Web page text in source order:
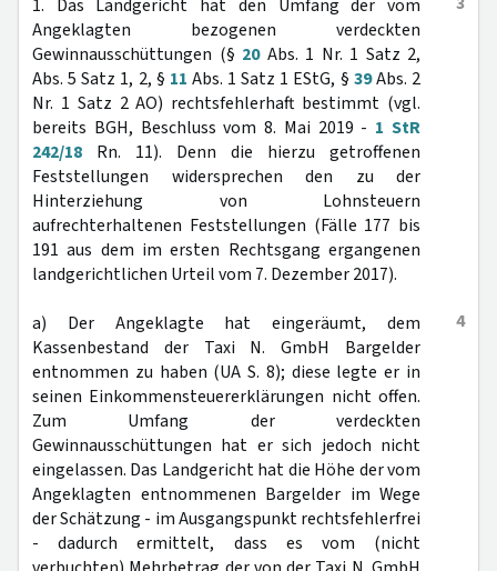
1. Das Landgericht hat den Umfang der vom
Angeklagten bezogenen verdeckten
Gewinnausschüttungen (§ 20Abs. 1 Nr. 1 Satz 2,
Abs. 5 Satz 1, 2, § 11 Abs. 1 Satz 1 EStG, § 39Abs. 2
Nr. 1 Satz 2 AO) rechtsfehlerhaft bestimmt (vgl.
bereits BGH, Beschluss vom 8. Mai 2019 - 1 StR
242/18 Rn. 11). Denn die hierzu getroffenen
Feststellungen widersprechen den zu der
Hinterziehung von Lohnsteuern
aufrechterhaltenen Feststellungen (Fälle 177 bis
191 aus dem im ersten Rechtsgang ergangenen
landgerichtlichen Urteil vom 7. Dezember 2017).
4
a) Der Angeklagte hat eingeräumt, dem
Kassenbestand der Taxi N. GmbH Bargelder
entnommen zu haben (UA S. 8); diese legte er in
seinen Einkommensteuererklärungen nicht offen.
Zum Umfang der verdeckten
Gewinnausschüttungen hat er sich jedoch nicht
eingelassen. Das Landgericht hat die Höhe der vom
Angeklagten entnommenen Bargelder im Wege
der Schätzung - im Ausgangspunkt rechtsfehlerfrei
- dadurch ermittelt, dass es vom (nicht